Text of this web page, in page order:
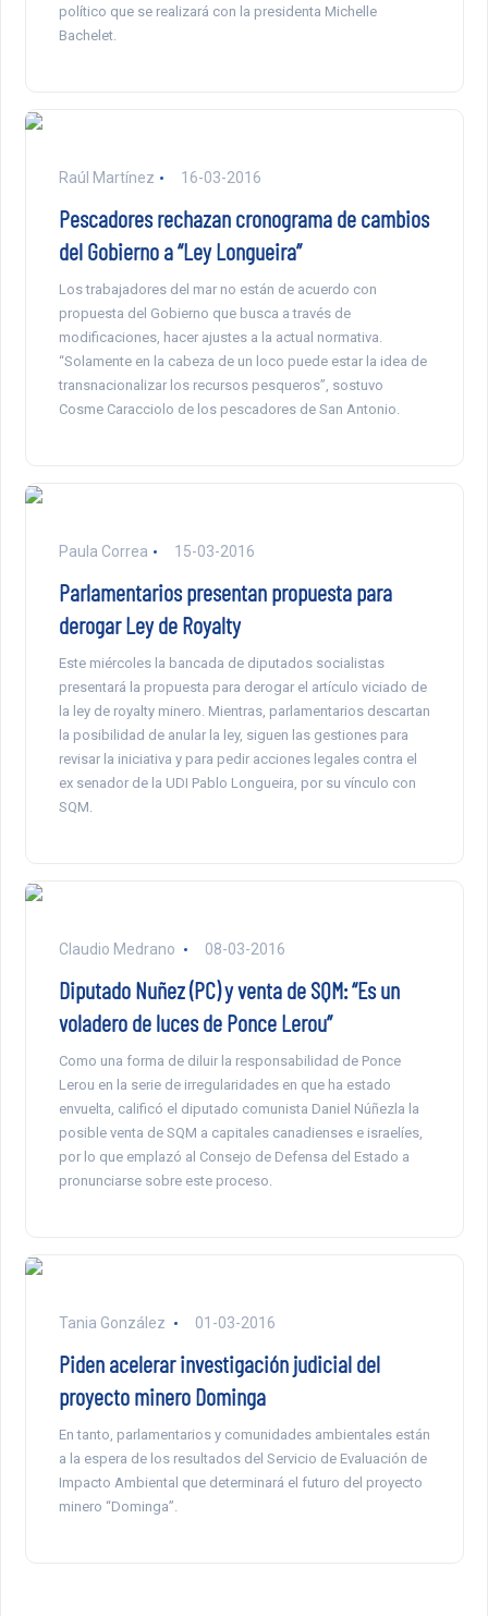
político que se realizará con la presidenta Michelle
Bachelet.
Raúl Martínez 16-03-2016
Pescadores rechazan cronograma de cambios
del Gobierno a “Ley Longueira”
Los trabajadores del mar no están de acuerdo con
propuesta del Gobierno que busca a través de
modificaciones, hacer ajustes a la actual normativa.
“Solamente en la cabeza de un loco puede estar la idea de
transnacionalizar los recursos pesqueros”, sostuvo
Cosme Caracciolo de los pescadores de San Antonio.
Paula Correa 15-03-2016
Parlamentarios presentan propuesta para
derogar Ley de Royalty
Este miércoles la bancada de diputados socialistas
presentará la propuesta para derogar el artículo viciado de
la ley de royalty minero. Mientras, parlamentarios descartan
la posibilidad de anular la ley, siguen las gestiones para
revisar la iniciativa y para pedir acciones legales contra el
ex senador de la UDI Pablo Longueira, por su vínculo con
SQM.
Claudio Medrano 08-03-2016
Diputado Nuñez (PC) y venta de SQM: “Es un
voladero de luces de Ponce Lerou”
Como una forma de diluir la responsabilidad de Ponce
Lerou en la serie de irregularidades en que ha estado
envuelta, calificó el diputado comunista Daniel Núñezla la
posible venta de SQM a capitales canadienses e israelíes,
por lo que emplazó al Consejo de Defensa del Estado a
pronunciarse sobre este proceso.
Tania González 01-03-2016
Piden acelerar investigación judicial del
proyecto minero Dominga
En tanto, parlamentarios y comunidades ambientales están
a la espera de los resultados del Servicio de Evaluación de
Impacto Ambiental que determinará el futuro del proyecto
minero “Dominga”.